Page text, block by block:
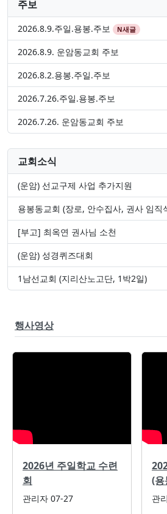
주보
2026.8.9.주일.용봉.주보 N새글
2026.8.9. 운암동교회 주보
2026.8.2.용봉.주일.주보
2026.7.26.주일.용봉.주보
2026.7.26. 운암동교회 주보
교회소식
(운암) 선교구제 사업 추가지원
용봉동교회 (장로, 안수집사, 권사 임직
[부고] 최옥연 권사님 소천
(운암) 성경퀴즈대회
1남선교회 (지리산노고단, 1박2일)
행사영상
2026년 주일학교 수련
회
관리자 07-27
(용
관